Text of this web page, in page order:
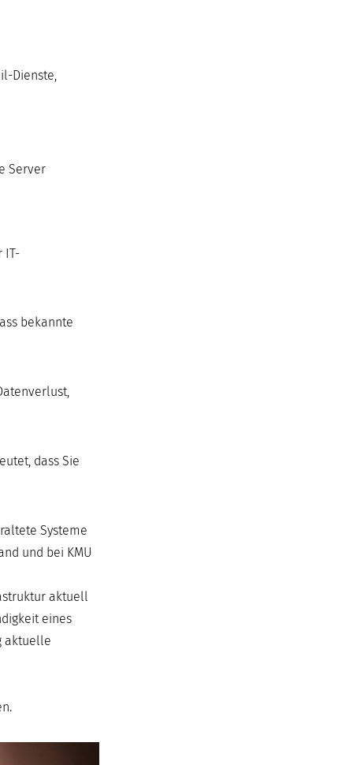
Dienste,
Server
IT-
bekannte
dass Sie
Systeme
und bei KMU
aktuell
eines
aktuelle